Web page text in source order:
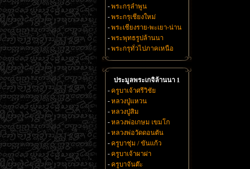
- พระกรุลำพูน
- พระกรุเชียงใหม่
- พระเชียงราย-พะเยา-น่าน
- พระพุทธรูปล้านนา
- พระกรุทั่วไปภาคเหนือ
ประมูลพระเกจิล้านนา 1
- ครูบาเจ้าศรีวิชัย
- หลวงปู่แหวน
- หลวงปู่สิม
- หลวงพ่อเกษม เขมโก
- หลวงพ่อวัดดอนตัน
- ครูบาชุ่ม / ขันแก้ว
- ครูบาเจ้าผาผ่า
- ครูบาจันต๊ะ